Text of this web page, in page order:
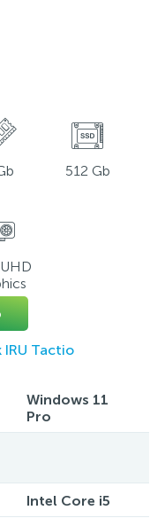
512 Gb
IRU Tactio
Windows 11
Pro
Intel Core i5